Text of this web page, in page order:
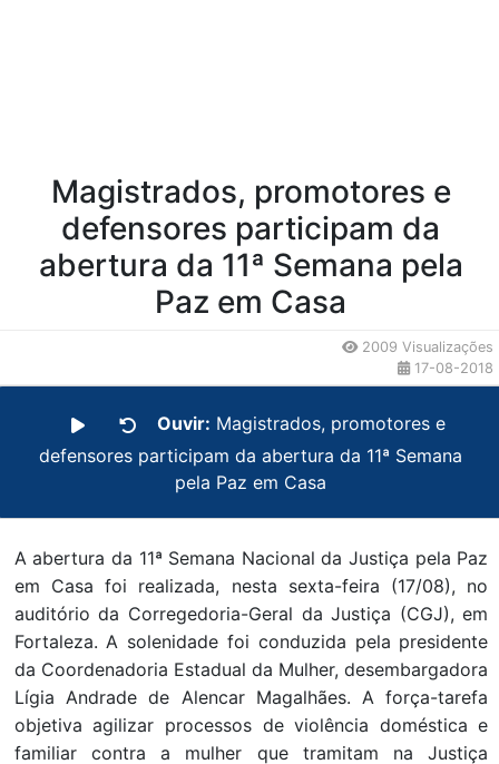
Magistrados, promotores e
defensores participam da
abertura da 11ª Semana pela
Paz em Casa
2009 Visualizações
17-08-2018
Ouvir: Magistrados, promotores e
defensores participam da abertura da 11ª Semana
pela Paz em Casa
A abertura da 11ª Semana Nacional da Justiça pela Paz
em Casa foi realizada, nesta sexta-feira (17/08), no
auditório da Corregedoria-Geral da Justiça (CGJ), em
Fortaleza. A solenidade foi conduzida pela presidente
da Coordenadoria Estadual da Mulher, desembargadora
Lígia Andrade de Alencar Magalhães. A força-tarefa
objetiva agilizar processos de violência doméstica e
familiar contra a mulher que tramitam na Justiça